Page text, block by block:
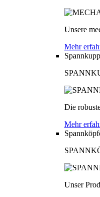
Unsere
Mehr
Die
Mehr
Unser